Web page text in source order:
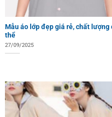
Mẫu áo lớp đẹp giá rẻ, chất
thể
27/09/2025